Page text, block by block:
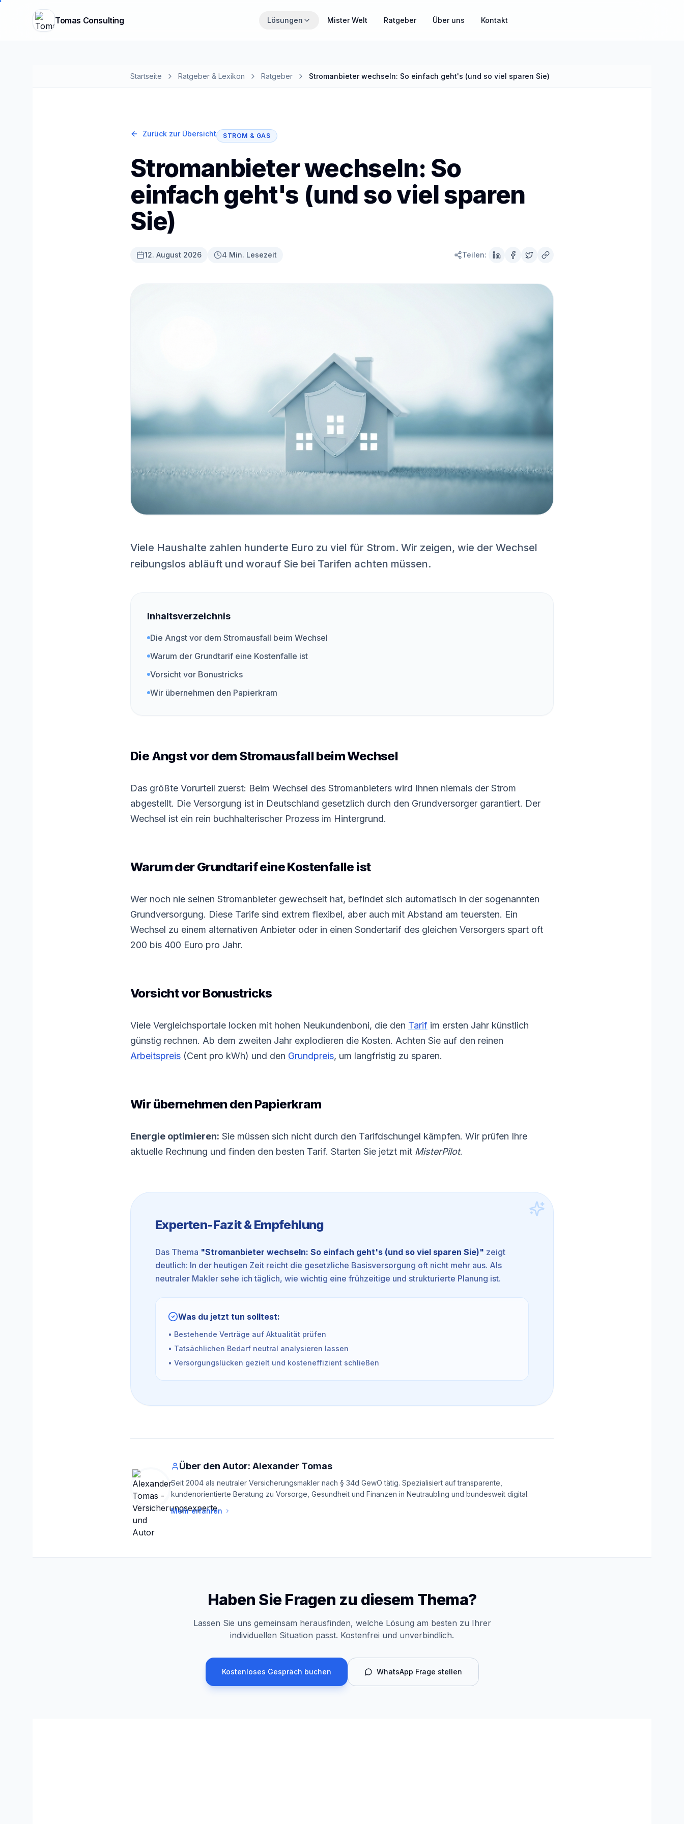
Tomas Consulting
Lösungen
MisterInvest
Vermögensaufbau mit Struktur Sachwerte und Gold als Ergänzung
Mister Welt Ratgeber Über uns Kontakt
Startseite Ratgeber & Lexikon Ratgeber Stromanbieter wechseln: So einfach geht's (und so viel sparen Sie)
Zurück zur Übersicht STROM & GAS
Stromanbieter wechseln: So
einfach geht's (und so viel sparen
Sie)
12. August 2026 4 Min. Lesezeit Teilen:
Viele Haushalte zahlen hunderte Euro zu viel für Strom. Wir zeigen, wie der Wechsel
reibungslos abläuft und worauf Sie bei Tarifen achten müssen.
Inhaltsverzeichnis
Die Angst vor dem Stromausfall beim Wechsel
Warum der Grundtarif eine Kostenfalle ist
Vorsicht vor Bonustricks
Wir übernehmen den Papierkram
Die Angst vor dem Stromausfall beim Wechsel
Das größte Vorurteil zuerst: Beim Wechsel des Stromanbieters wird Ihnen niemals der Strom
abgestellt. Die Versorgung ist in Deutschland gesetzlich durch den Grundversorger garantiert. Der
Wechsel ist ein rein buchhalterischer Prozess im Hintergrund.
Warum der Grundtarif eine Kostenfalle ist
Wer noch nie seinen Stromanbieter gewechselt hat, befindet sich automatisch in der sogenannten
Grundversorgung. Diese Tarife sind extrem flexibel, aber auch mit Abstand am teuersten. Ein
Wechsel zu einem alternativen Anbieter oder in einen Sondertarif des gleichen Versorgers spart oft
200 bis 400 Euro pro Jahr.
Vorsicht vor Bonustricks
Viele Vergleichsportale locken mit hohen Neukundenboni, die den Tarif im ersten Jahr künstlich
günstig rechnen. Ab dem zweiten Jahr explodieren die Kosten. Achten Sie auf den reinen
Arbeitspreis (Cent pro kWh) und den Grundpreis, um langfristig zu sparen.
Wir übernehmen den Papierkram
Energie optimieren: Sie müssen sich nicht durch den Tarifdschungel kämpfen. Wir prüfen Ihre
aktuelle Rechnung und finden den besten Tarif. Starten Sie jetzt mit MisterPilot.
Experten-Fazit & Empfehlung
Das Thema "Stromanbieter wechseln: So einfach geht's (und so viel sparen Sie)" zeigt
deutlich: In der heutigen Zeit reicht die gesetzliche Basisversorgung oft nicht mehr aus. Als
neutraler Makler sehe ich täglich, wie wichtig eine frühzeitige und strukturierte Planung ist.
Was du jetzt tun solltest:
• Bestehende Verträge auf Aktualität prüfen
• Tatsächlichen Bedarf neutral analysieren lassen
• Versorgungslücken gezielt und kosteneffizient schließen
Über den Autor: Alexander Tomas
Seit 2004 als neutraler Versicherungsmakler nach § 34d GewO tätig. Spezialisiert auf transparente,
kundenorientierte Beratung zu Vorsorge, Gesundheit und Finanzen in Neutraubling und bundesweit digital.
Mehr erfahren
Haben Sie Fragen zu diesem Thema?
Lassen Sie uns gemeinsam herausfinden, welche Lösung am besten zu Ihrer
individuellen Situation passt. Kostenfrei und unverbindlich.
Kostenloses Gespräch buchen WhatsApp Frage stellen